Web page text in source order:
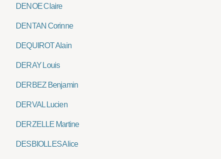
DENOE Claire
DENTAN Corinne
DEQUIROT Alain
DERAY Louis
DERBEZ Benjamin
DERVAL Lucien
DERZELLE Martine
DESBIOLLES Alice